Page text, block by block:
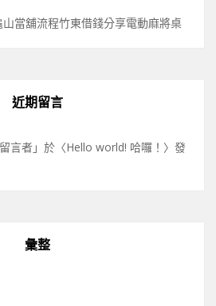
當舖流程竹東借錢分享電動麻將桌
近期留言
言者 」於〈Hello world! 哈囉！ 〉發
彙整